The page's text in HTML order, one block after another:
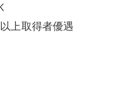
上取得者優遇